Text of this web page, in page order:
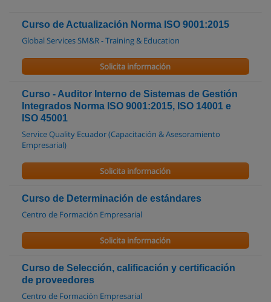
Curso de Actualización Norma ISO 9001:2015
Global Services SM&R - Training & Education
Solicita información
Curso - Auditor Interno de Sistemas de Gestión
Integrados Norma ISO 9001:2015, ISO 14001 e
ISO 45001
Service Quality Ecuador (Capacitación & Asesoramiento
Empresarial)
Solicita información
Curso de Determinación de estándares
Centro de Formación Empresarial
Solicita información
Curso de Selección, calificación y certificación
de proveedores
Centro de Formación Empresarial